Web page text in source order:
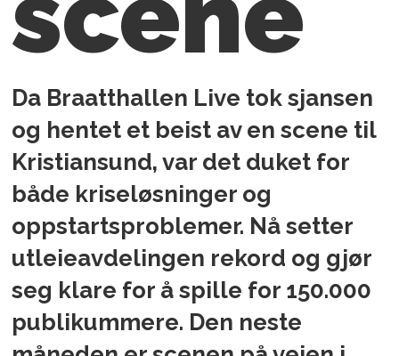
Da Braatthallen Live tok sjansen
og hentet et beist av en scene til
Kristiansund, var det duket for
både kriseløsninger og
oppstartsproblemer. Nå setter
utleieavdelingen rekord og gjør
seg klare for å spille for 150.000
publikummere. Den neste